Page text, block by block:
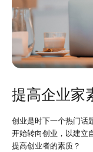
提高企业家
创业是时下一个热门话
开始转向创业，以建立
提高创业者的素质？